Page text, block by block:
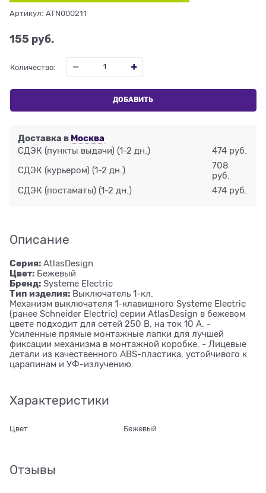
Артикул: ATN000211
155 руб.
Количество:
ДОБАВИТЬ
Доставка в Москва
СДЭК (пункты выдачи) (1-2 дн.) 474 руб.
СДЭК (курьером) (1-2 дн.)
708
руб.
СДЭК (постаматы) (1-2 дн.) 474 руб.
Описание
Серия: AtlasDesign
Цвет: Бежевый
Бренд: Systeme Electric
Тип изделия: Выключатель 1-кл.
Механизм выключателя 1-клавишного Systeme Electric
(ранее Schneider Electric) серии AtlasDesign в бежевом
цвете подходит для сетей 250 В, на ток 10 А. -
Усиленные прямые монтажные лапки для лучшей
фиксации механизма в монтажной коробке. - Лицевые
детали из качественного ABS-пластика, устойчивого к
царапинам и УФ-излучению.
Характеристики
Цвет Бежевый
Отзывы